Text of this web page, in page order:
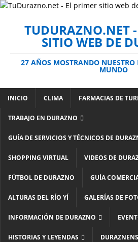
TUDURAZNO.NET
SITIO WEB DE
27 AÑOS MOSTRANDO
MUNDO
INICIO CLIMA FARMACIAS DE
TRABAJO EN DURAZNO
GUÍA DE SERVICIOS Y TÉCNICOS DE
SHOPPING VIRTUAL VIDEOS DE
FÚTBOL DE DURAZNO GUÍA
ALTURAS DEL RÍO YÍ GALERÍAS DE
INFORMACIÓN DE DURAZNO
HISTORIAS Y LEYENDAS